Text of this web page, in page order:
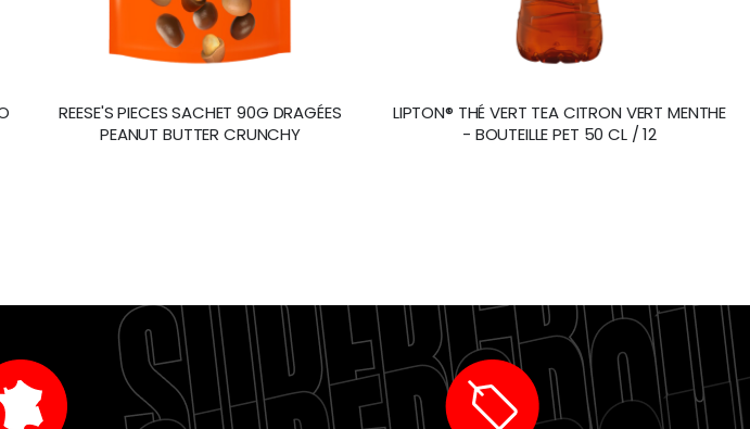
REESE'S PIECES SACHET 90G DRAGÉES
PEANUT BUTTER CRUNCHY
LIPTON® THÉ VERT TEA CITRON VERT MENTHE
- BOUTEILLE PET 50 CL / 12